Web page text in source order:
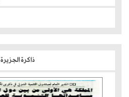
ذاكرة الجزيرة